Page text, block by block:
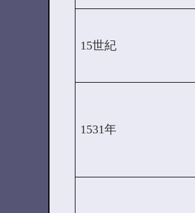
15世紀
1531年